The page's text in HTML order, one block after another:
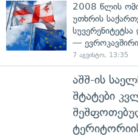
2008 წლის
უთხრის
—
7 აგვისტო, 13:35
აშშ-ის
შტატები